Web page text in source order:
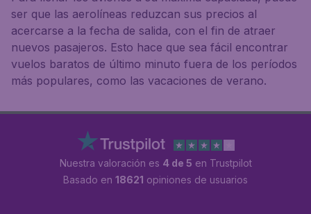
ser que las aerolíneas reduzcan sus precios al
acercarse a la fecha de salida, con el fin de atraer
nuevos pasajeros. Esto hace que sea fácil encontrar
vuelos baratos de último minuto fuera de los períodos
más populares, como las vacaciones de verano.
Nuestra valoración es 4 de 5 en Trustpilot
Basado en 18621 opiniones de usuarios